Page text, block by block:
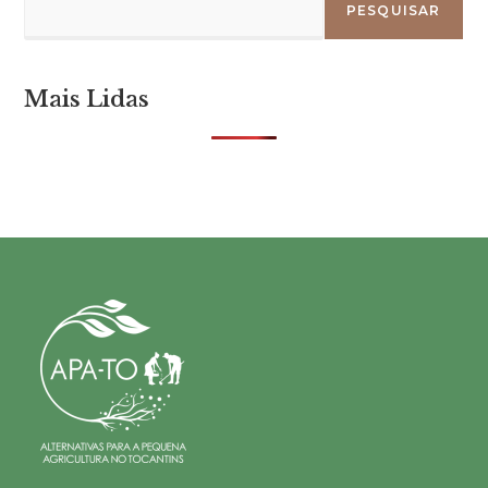
PESQUISAR
Mais Lidas